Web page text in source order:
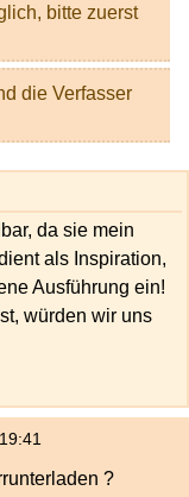
bitte zuerst
die Verfasser
da sie mein
als Inspiration,
Ausführung ein!
würden wir uns
?